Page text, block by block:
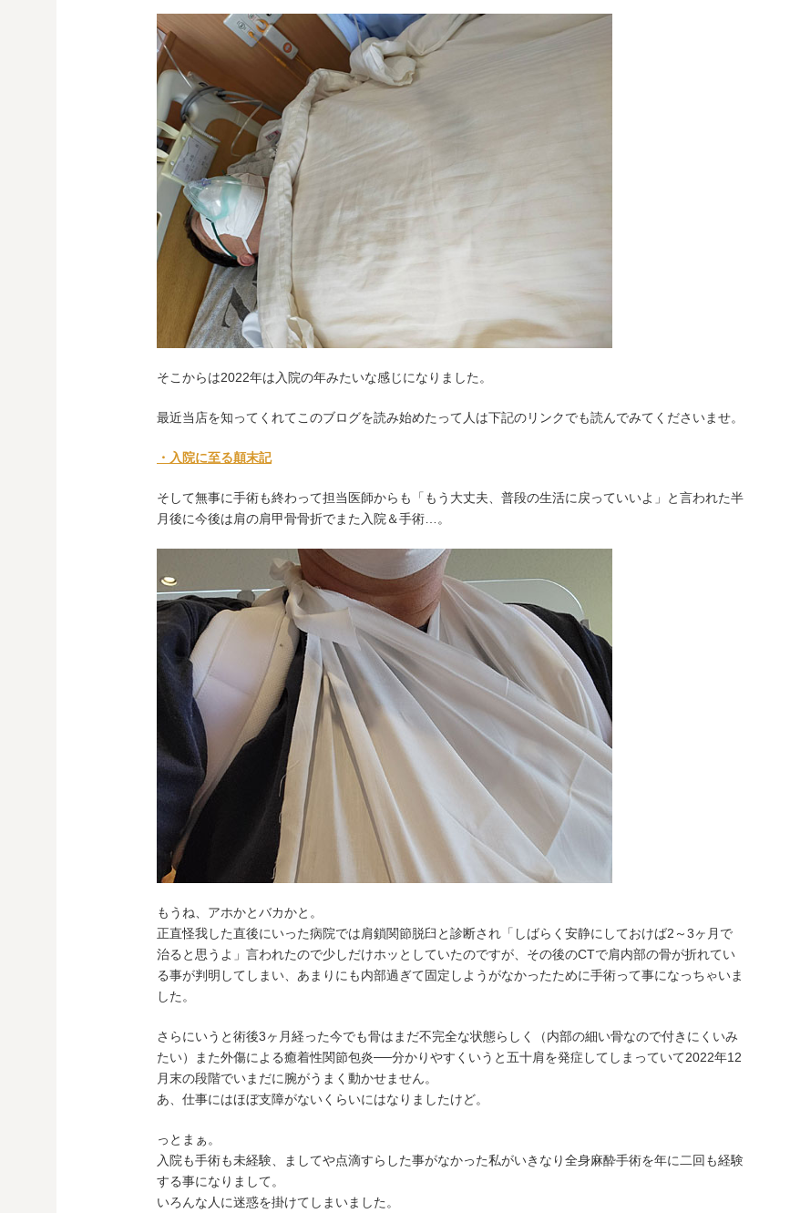
そこからは2022年は入院の年みたいな感じになりました。
最近当店を知ってくれてこのブログを読み始めたって人は下記のリンクでも読んでみてくださいませ。
・入院に至る顛末記
そして無事に手術も終わって担当医師からも「もう大丈夫、普段の生活に戻っていいよ」と言われた半
月後に今後は肩の肩甲骨骨折でまた入院＆手術…。
もうね、アホかとバカかと。
正直怪我した直後にいった病院では肩鎖関節脱臼と診断され「しばらく安静にしておけば2～3ヶ月で
治ると思うよ」言われたので少しだけホッとしていたのですが、その後のCTで肩内部の骨が折れてい
る事が判明してしまい、あまりにも内部過ぎて固定しようがなかったために手術って事になっちゃいま
した。
さらにいうと術後3ヶ月経った今でも骨はまだ不完全な状態らしく（内部の細い骨なので付きにくいみ
たい）また外傷による癒着性関節包炎──分かりやすくいうと五十肩を発症してしまっていて2022年12
月末の段階でいまだに腕がうまく動かせません。
あ、仕事にはほぼ支障がないくらいにはなりましたけど。
っとまぁ。
入院も手術も未経験、ましてや点滴すらした事がなかった私がいきなり全身麻酔手術を年に二回も経験
する事になりまして。
いろんな人に迷惑を掛けてしまいました。